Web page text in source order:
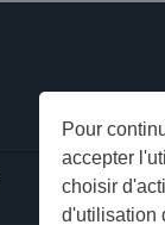
Pour
accepter
choisir
d'utilisation